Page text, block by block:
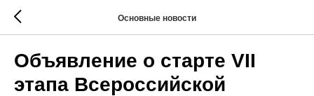
Основные новости
Объявление о старте VII
этапа Всероссийской